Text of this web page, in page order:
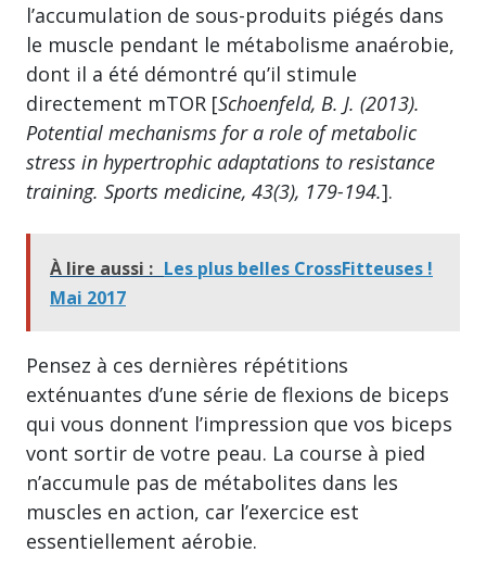
l’accumulation de sous-produits piégés dans
le muscle pendant le métabolisme anaérobie,
dont il a été démontré qu’il stimule
directement mTOR [Schoenfeld, B. J. (2013).
Potential mechanisms for a role of metabolic
stress in hypertrophic adaptations to resistance
training. Sports medicine, 43(3), 179-194.].
À lire aussi : Les plus belles CrossFitteuses !
Mai 2017
Pensez à ces dernières répétitions
exténuantes d’une série de flexions de biceps
qui vous donnent l’impression que vos biceps
vont sortir de votre peau. La course à pied
n’accumule pas de métabolites dans les
muscles en action, car l’exercice est
essentiellement aérobie.